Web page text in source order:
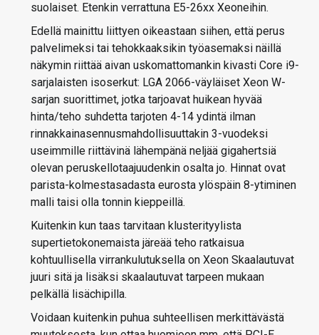
suolaiset. Etenkin verrattuna E5-26xx Xeoneihin.
Edellä mainittu liittyen oikeastaan siihen, että perus
palvelimeksi tai tehokkaaksikin työasemaksi näillä
näkymin riittää aivan uskomattomankin kivasti Core i9-
sarjalaisten isoserkut: LGA 2066-väyläiset Xeon W-
sarjan suorittimet, jotka tarjoavat huikean hyvää
hinta/teho suhdetta tarjoten 4-14 ydintä ilman
rinnakkainasennusmahdollisuuttakin 3-vuodeksi
useimmille riittävinä lähempänä neljää gigahertsiä
olevan peruskellotaajuudenkin osalta jo. Hinnat ovat
parista-kolmestasadasta eurosta ylöspäin 8-ytiminen
malli taisi olla tonnin kieppeillä.
Kuitenkin kun taas tarvitaan klusterityylista
supertietokonemaista järeää teho ratkaisua
kohtuullisella virrankulutuksella on Xeon Skaalautuvat
juuri sitä ja lisäksi skaalautuvat tarpeen mukaan
pelkällä lisächipilla.
Voidaan kuitenkin puhua suhteellisen merkittävästä